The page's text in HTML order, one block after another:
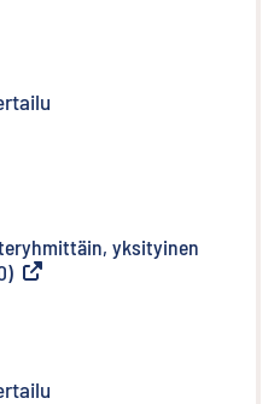
yksityinen
Ulkoinen linkki